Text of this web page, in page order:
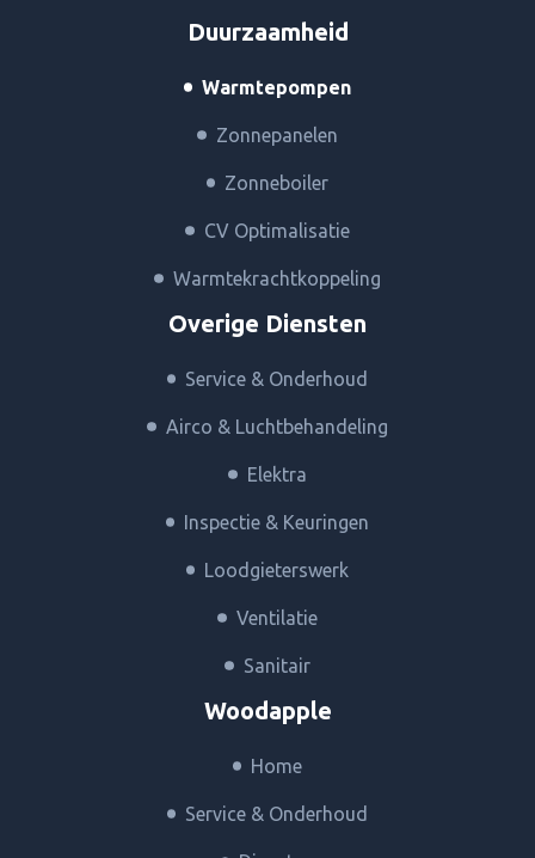
Duurzaamheid
Warmtepompen
Zonnepanelen
Zonneboiler
CV Optimalisatie
Warmtekrachtkoppeling
Overige Diensten
Service & Onderhoud
Airco & Luchtbehandeling
Elektra
Inspectie & Keuringen
Loodgieterswerk
Ventilatie
Sanitair
Woodapple
Home
Service & Onderhoud